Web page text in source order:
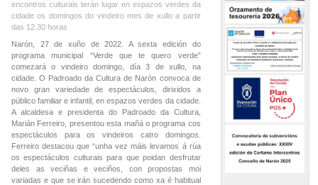
encontros culturais terán lugar en espazos verdes da
cidade os domingos do vindeiro mes de xullo a partir
das 12.30 horas
Narón, 27 de xuño de 2022. A sexta edición do
programa municipal “Verde que te quero verde”
comezará o vindeiro domingo, día 3 de xullo, na
cidade. O Padroado da Cultura de Narón convoca de
novo gran variedade de espectáculos, dirixidos a
público familiar e infantil, en espazos verdes da cidade.
A alcaldesa e presidenta do Padroado da Cultura,
Marián Ferreiro, presentou esta mañá o programa cos
espectáculos para os vindeiros catro domingos.
Ferreiro destacou que “unha vez máis levamos á rúa
os espectáculos culturais para que poidan desfrutar
deles as veciñas e veciños, con propostas moi
variadas e que se irán sucedendo como xa é habitual